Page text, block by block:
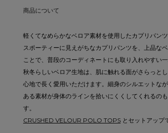
商品について
軽くてなめらかなベロア素材を使用したカプリパンツ
スポーティーに見えがちなカプリパンツを、上品な
ことで、普段のコーディネートにも取り入れやすい一
秋冬らしいベロア生地は、肌に触れる面がさらっと
心地で長く愛用いただけます。細身のシルエットな
ある素材が身体のラインを拾いにくくしてくれるの
す。
CRUSHED VELOUR POLO TOPSとセットアップ